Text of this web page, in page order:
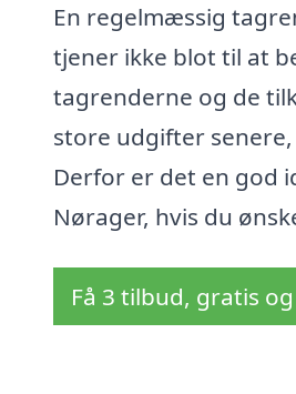
En regelmæssig
tjener ikke blot til at
tagrenderne og de
store udgifter
Derfor er det en god
Nørager, hvis du
Få 3 tilbud, gratis